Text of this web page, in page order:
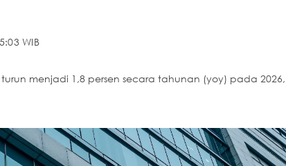
WIB
menjadi 1,8 persen secara tahunan (yoy) pada 2026,